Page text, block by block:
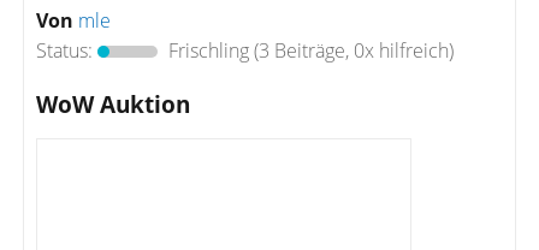
Von mle
Status:
Frischling(3 Beiträge, 0x hilfreich)
WoW Auktion